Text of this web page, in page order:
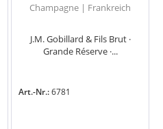
Champagne | Frankreich
J.M. Gobillard & Fils Brut ·
Grande Réserve ·...
Art.-Nr.:6781